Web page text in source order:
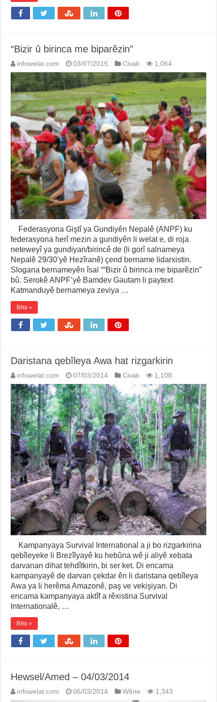
“Bizir û birinca me biparêzin”
infowelat.com 03/07/2015 Civak 1,064
Federasyona Giştî ya Gundiyên Nepalê (ANPF) ku
federasyona herî mezin a gundiyên li welat e, di roja
neteweyî ya gundiyan/birincê de (li gorî salnameya
Nepalê 29/30’yê Hezîranê) çend bername lidarxistin.
Slogana bernameyên îsal ““Bizir û birinca me biparêzin”
bû. Serokê ANPF’yê Bamdev Gautam li paytext
Katmanduyê bernameya zeviya …
Bêtir »
Daristana qebîleya Awa hat rizgarkirin
infowelat.com 07/03/2014 Civak 1,108
Kampanyaya Survival International a ji bo rizgarkirina
qebîleyeke li Brezîlyayê ku hebûna wê ji aliyê xebata
darvanan dihat tehdîtkirin, bi ser ket. Di encama
kampanyayê de darvan çekdar ên li daristana qebîleya
Awa ya li herêma Amazonê, paş ve vekişiyan. Di
encama kampanyaya aktîf a rêxistina Survival
Internationalê, …
Bêtir »
Hewsel/Amed – 04/03/2014
infowelat.com 06/03/2014 Wêne 1,343